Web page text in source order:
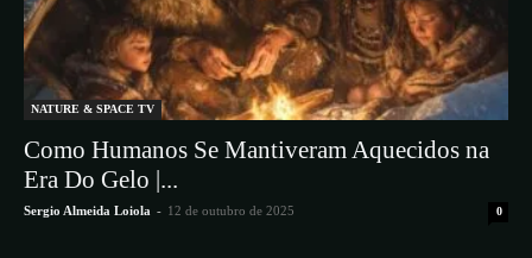
NATURE & SPACE TV
Como Humanos Se Mantiveram Aquecidos na
Era Do Gelo |...
Sergio Almeida Loiola - 12 de outubro de 2025 0